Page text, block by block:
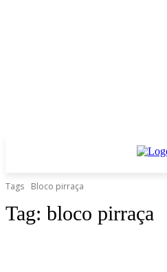
Tags Bloco pirraça
Tag: bloco pirraça